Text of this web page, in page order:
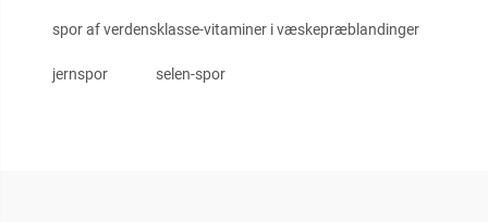
spor af verdensklasse-vitaminer i væskepræblandinger
jernspor selen-spor